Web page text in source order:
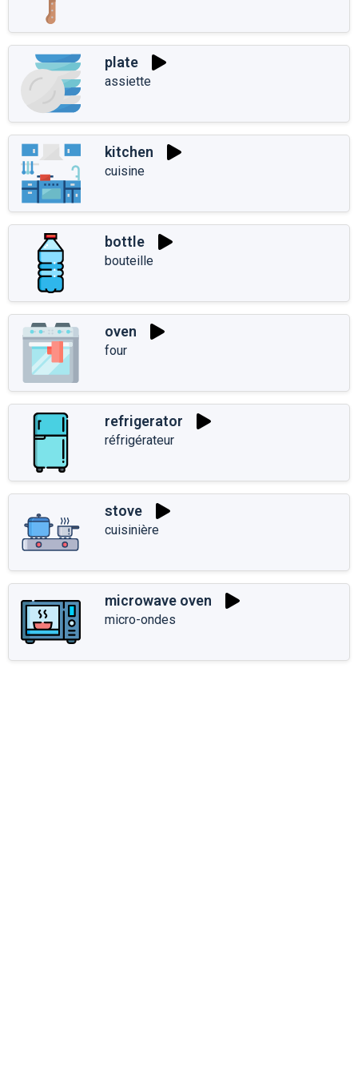
plate
assiette
kitchen
cuisine
bottle
bouteille
oven
four
refrigerator
réfrigérateur
stove
cuisinière
microwave oven
micro-ondes